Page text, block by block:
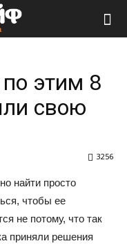
этим 8
свою
3256
найти просто
чтобы ее
не потому, что так
приняли решения